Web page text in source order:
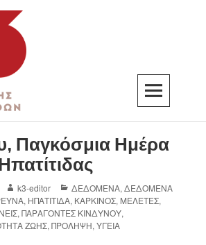
ΚΑΡΚΙΝΟΠΑΘΩΝ
Παγκόσμια Ημέρα
k3-editor ΔΕΔΟΜΕΝΑ,ΔΕΔΟΜΕΝΑ
, ΗΠΑΤΙΤΙΔΑ, ΚΑΡΚΙΝΟΣ, ΜΕΛΕΤΕΣ,
,ΠΑΡΑΓΟΝΤΕΣ ΚΙΝΔΥΝΟΥ,
ΖΩΗΣ,ΠΡΟΛΗΨΗ,ΥΓΕΙΑ